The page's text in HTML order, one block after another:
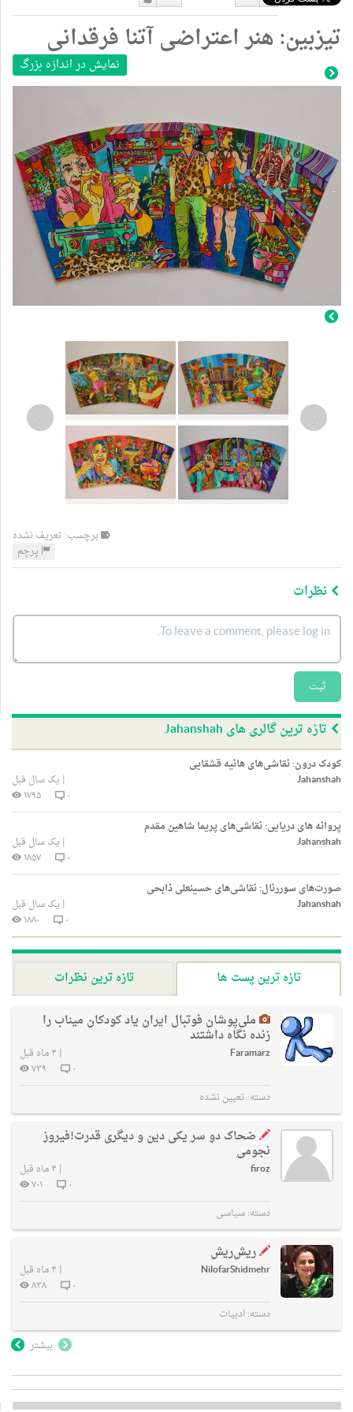
دوست
دارم
دوست
نداشتن
تیزبین: هنر اعتراضی آتنا فرقدانی
نمایش در اندازه بزرگ
‹
›
برچسب: تعریف نشده
پرچم
نظرات
ثبت
تازه ترین گالری های Jahanshah
کودک درون: نقاشی‌های هانیه قشقایی
Jahanshah
| یک سال قبل
۰
۱۷۹۵
پروانه های دریایی: نقاشی‌های پریما شاهین مقدم
Jahanshah
| یک سال قبل
۰
۱۸۵۷
صورت‌های سوررئال: نقاشی‌های حسینعلی ذابحی
Jahanshah
| یک سال قبل
۰
۱۸۸۰
تازه ترین پست ها
تازه ترین نظرات
ملی‌پوشان فوتبال ایران یاد کودکان میناب را
زنده نگاه داشتند
Faramarz
| ۴ ماه قبل
۰
۷۳۹
دسته: تعیین نشده
ضحاک دو سر یکی دین و دیگری قدرت!فیروز
نجومی
firoz
| ۴ ماه قبل
۰
۷۰۱
دسته:سیاسی
ریش‌ریش
NilofarShidmehr
| ۴ ماه قبل
۰
۸۳۸
دسته:ادبیات
بیشتر